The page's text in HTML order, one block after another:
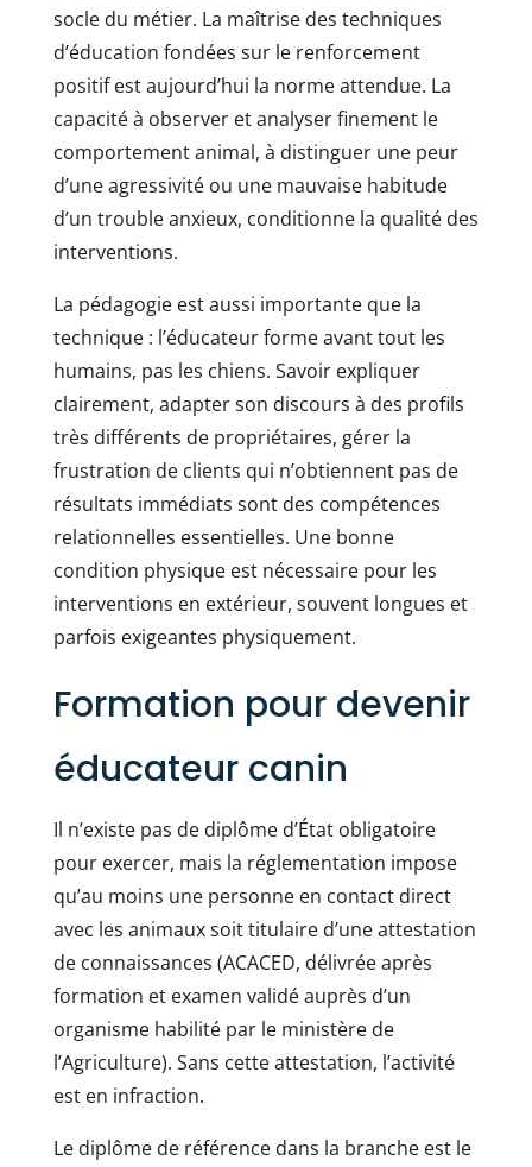
socle du métier. La maîtrise des techniques
d’éducation fondées sur le renforcement
positif est aujourd’hui la norme attendue. La
capacité à observer et analyser finement le
comportement animal, à distinguer une peur
d’une agressivité ou une mauvaise habitude
d’un trouble anxieux, conditionne la qualité des
interventions.
La pédagogie est aussi importante que la
technique : l’éducateur forme avant tout les
humains, pas les chiens. Savoir expliquer
clairement, adapter son discours à des profils
très différents de propriétaires, gérer la
frustration de clients qui n’obtiennent pas de
résultats immédiats sont des compétences
relationnelles essentielles. Une bonne
condition physique est nécessaire pour les
interventions en extérieur, souvent longues et
parfois exigeantes physiquement.
Formation pour devenir
éducateur canin
Il n’existe pas de diplôme d’État obligatoire
pour exercer, mais la réglementation impose
qu’au moins une personne en contact direct
avec les animaux soit titulaire d’une attestation
de connaissances (ACACED, délivrée après
formation et examen validé auprès d’un
organisme habilité par le ministère de
l’Agriculture). Sans cette attestation, l’activité
est en infraction.
Le diplôme de référence dans la branche est le